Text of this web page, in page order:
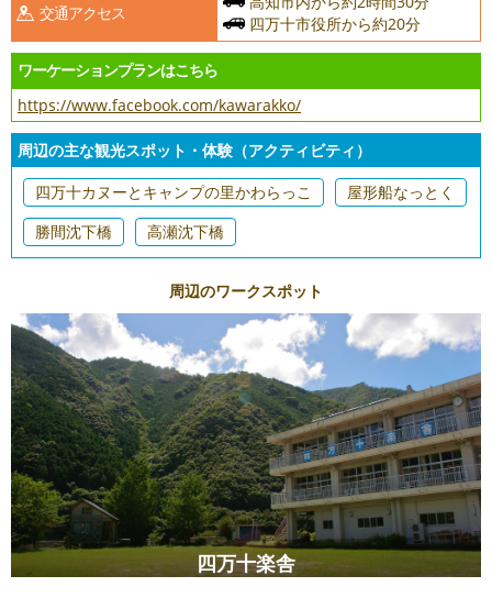
交通アクセス
四万十市役所から約20分
ワーケーションプランはこちら
https://www.facebook.com/kawarakko/
周辺の主な観光スポット・体験（アクティビティ）
四万十カヌーとキャンプの里かわらっこ
屋形船なっとく
勝間沈下橋
高瀬沈下橋
周辺のワークスポット
四万十楽舎